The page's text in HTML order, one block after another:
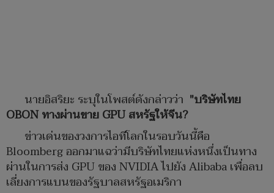
นายอิสริยะ ระบุในโพสต์ดังกล่าวว่า "บริษัทไทย
OBON ทางผ่านขาย GPU สหรัฐให้จีน?
ข่าวเด่นของวงการไอทีโลกในรอบวันนี้คือ
Bloomberg ออกมาแฉว่ามีบริษัทไทยแห่งหนึ่งเป็นทาง
ผ่านในการส่ง GPU ของ NVIDIA ไปยัง Alibaba เพื่อลบ
เลี่ยงการแบนของรัฐบาลสหรัฐอเมริกา